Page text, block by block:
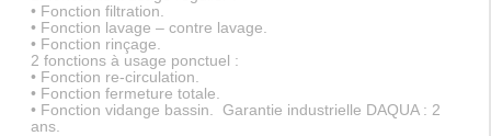
• Fonction filtration.
• Fonction lavage – contre lavage.
• Fonction rinçage.
2 fonctions à usage ponctuel :
• Fonction re-circulation.
• Fonction fermeture totale.
• Fonction vidange bassin. Garantie industrielle DAQUA : 2
ans.